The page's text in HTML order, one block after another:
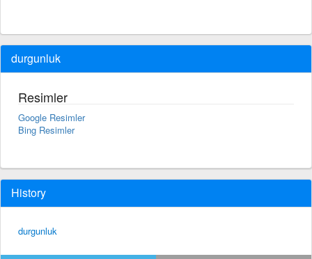
durgunluk
Resimler
Google Resimler
Bing Resimler
History
durgunluk